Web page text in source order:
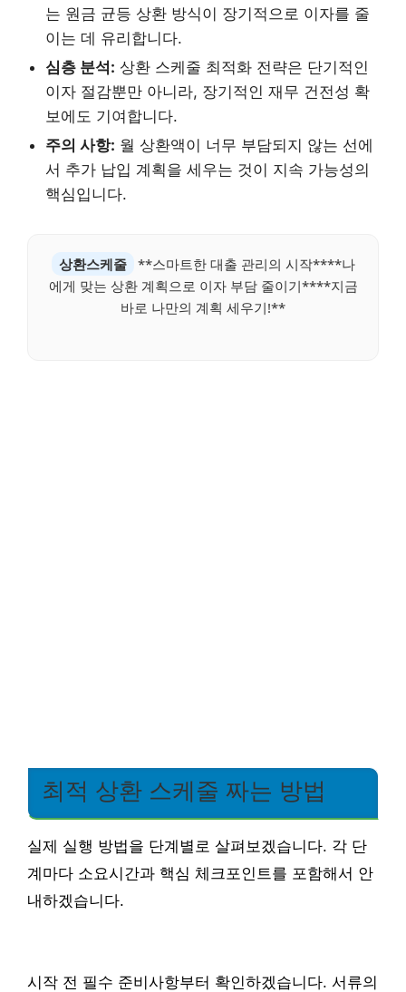
는 원금 균등 상환 방식이 장기적으로 이자를 줄
이는 데 유리합니다.
심층 분석: 상환 스케줄 최적화 전략은 단기적인
이자 절감뿐만 아니라, 장기적인 재무 건전성 확
보에도 기여합니다.
주의 사항: 월 상환액이 너무 부담되지 않는 선에
서 추가 납입 계획을 세우는 것이 지속 가능성의
핵심입니다.
상환스케줄
**스마트한 대출 관리의 시작****나
에게 맞는 상환 계획으로 이자 부담 줄이기****지금
바로 나만의 계획 세우기!**
최적 상환 스케줄 짜는 방법
실제 실행 방법을 단계별로 살펴보겠습니다. 각 단
계마다 소요시간과 핵심 체크포인트를 포함해서 안
내하겠습니다.
시작 전 필수 준비사항부터 확인하겠습니다. 서류의